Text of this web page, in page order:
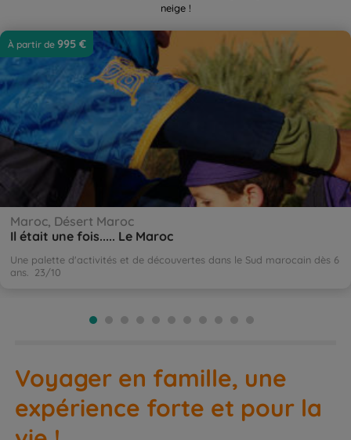
neige !
Il était une fois..... Le Maroc
À partir de 995 €
Maroc, Désert Maroc
Il était une fois..... Le Maroc
Une palette d'activités et de découvertes dans le Sud marocain dès 6
ans.
23/10
Voyager en famille, une
expérience forte et pour la